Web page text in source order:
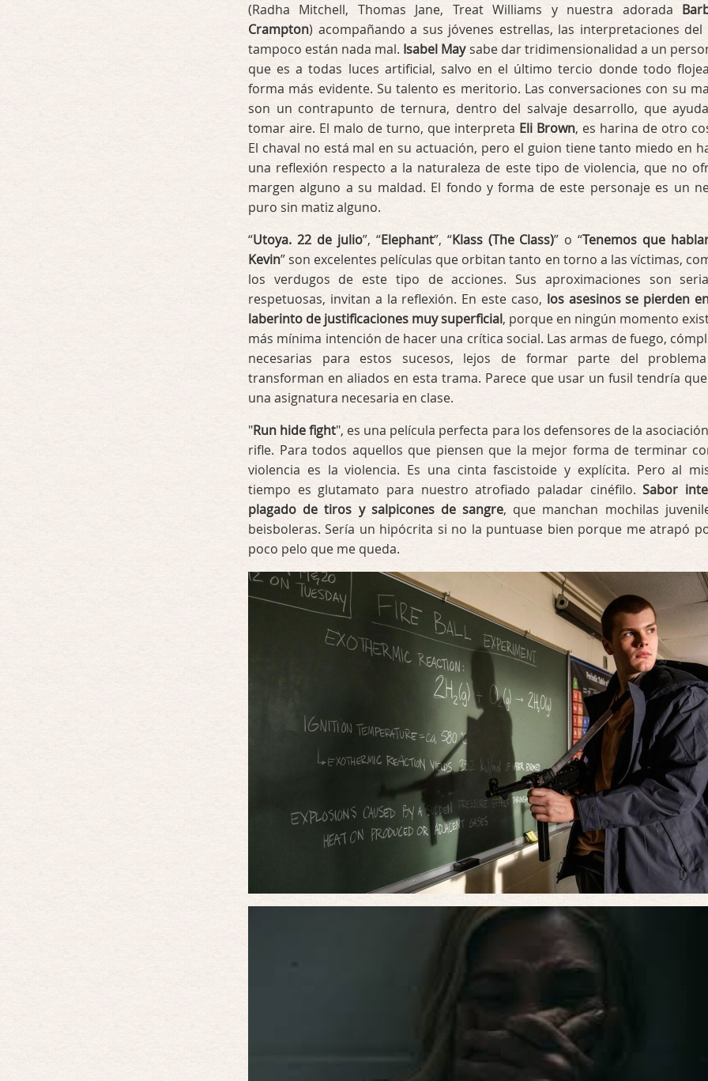
(Radha Mitchell, Thomas Jane, Treat Williams y nuestra adorada
Crampton) acompañando a sus jóvenes estrellas, las interpretaciones del
tampoco están nada mal. Isabel Maysabe dar tridimensionalidad a un
que es a todas luces artificial, salvo en el último tercio donde todo
forma más evidente. Su talento es meritorio. Las conversaciones con su
son un contrapunto de ternura, dentro del salvaje desarrollo, que
tomar aire. El malo de turno, que interpreta Eli Brown, es harina de otro
El chaval no está mal en su actuación, pero el guion tiene tanto miedo en
una reflexión respecto a la naturaleza de este tipo de violencia, que no
margen alguno a su maldad. El fondo y forma de este personaje es un
puro sin matiz alguno.
“Utoya. 22 de julio”, “Elephant”, “Klass (The Class)” o “Tenemos que
Kevin” son excelentes películas que orbitan tanto en torno a las víctimas,
los verdugos de este tipo de acciones. Sus aproximaciones son
respetuosas, invitan a la reflexión. En este caso, los asesinos se pierden
laberinto de justificaciones muy superficial, porque en ningún momento
más mínima intención de hacer una crítica social. Las armas de fuego,
necesarias para estos sucesos, lejos de formar parte del
transforman en aliados en esta trama. Parece que usar un fusil tendría
una asignatura necesaria en clase.
"Run hide fight", es una película perfecta para los defensores de la
rifle. Para todos aquellos que piensen que la mejor forma de terminar
violencia es la violencia. Es una cinta fascistoide y explícita. Pero al
tiempo es glutamato para nuestro atrofiado paladar cinéfilo. Sabor
plagado de tiros y salpicones de sangre, que manchan mochilas
beisboleras. Sería un hipócrita si no la puntuase bien porque me atrapó
poco pelo que me queda.